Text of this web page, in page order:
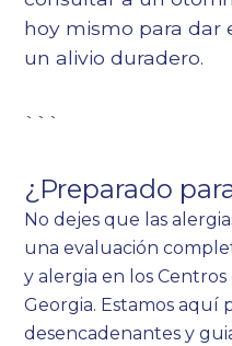
hoy mismo para dar
un alivio duradero.
```
¿Preparado
No dejes que las
una evaluación
y alergia en los
Georgia. Estamos aquí
desencadenantes y